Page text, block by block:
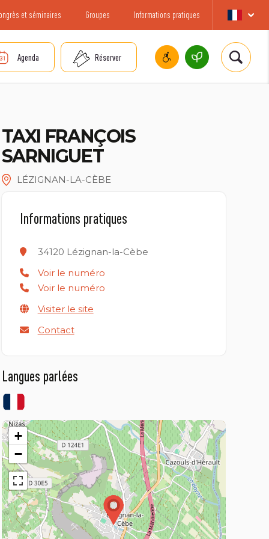
et séminaires Groupes Informations pratiques
Agenda Réserver
TAXI FRANÇOIS
SARNIGUET
LÉZIGNAN-LA-CÈBE
Informations pratiques
34120 Lézignan-la-Cèbe
Voir le numéro
Voir le numéro
Visiter le site
Contact
Langues parlées
+
−